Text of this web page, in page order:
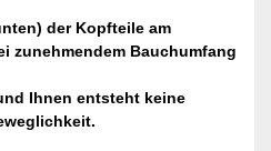
der Kopfteile am
zunehmendem Bauchumfang
Ihnen entsteht keine